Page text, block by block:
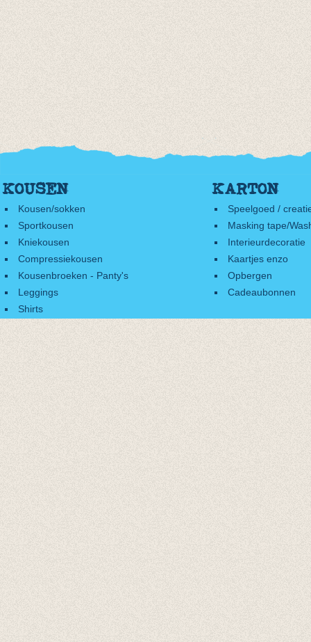
KOUSEN
Kousen/sokken
Sportkousen
Kniekousen
Compressiekousen
Kousenbroeken - Panty's
Leggings
Shirts
KARTON
Speelgoed /
Masking tape/
Interieurdecoratie
Kaartjes enzo
Opbergen
Cadeaubonnen